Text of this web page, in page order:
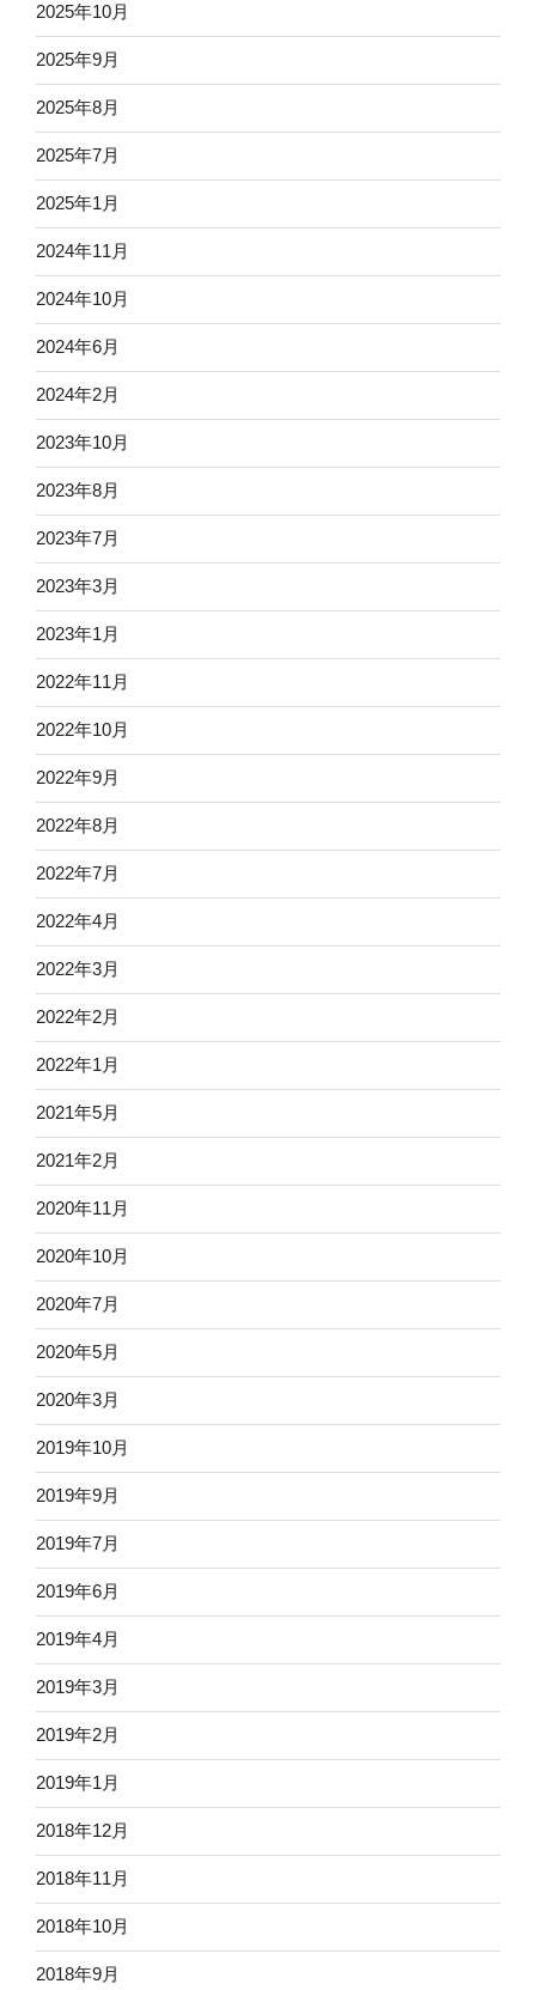
2025年10月
2025年9月
2025年8月
2025年7月
2025年1月
2024年11月
2024年10月
2024年6月
2024年2月
2023年10月
2023年8月
2023年7月
2023年3月
2023年1月
2022年11月
2022年10月
2022年9月
2022年8月
2022年7月
2022年4月
2022年3月
2022年2月
2022年1月
2021年5月
2021年2月
2020年11月
2020年10月
2020年7月
2020年5月
2020年3月
2019年10月
2019年9月
2019年7月
2019年6月
2019年4月
2019年3月
2019年2月
2019年1月
2018年12月
2018年11月
2018年10月
2018年9月